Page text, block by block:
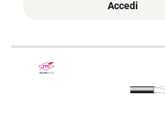
Accedi